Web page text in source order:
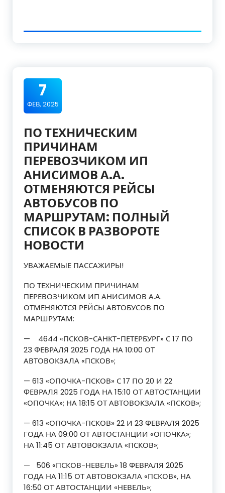
7
ФЕВ, 2025
ПО ТЕХНИЧЕСКИМ
ПРИЧИНАМ
ПЕРЕВОЗЧИКОМ ИП
АНИСИМОВ А.А.
ОТМЕНЯЮТСЯ РЕЙСЫ
АВТОБУСОВ ПО
МАРШРУТАМ: ПОЛНЫЙ
СПИСОК В РАЗВОРОТЕ
НОВОСТИ
УВАЖАЕМЫЕ ПАССАЖИРЫ!
ПО ТЕХНИЧЕСКИМ ПРИЧИНАМ
ПЕРЕВОЗЧИКОМ ИП АНИСИМОВ А.А.
ОТМЕНЯЮТСЯ РЕЙСЫ АВТОБУСОВ ПО
МАРШРУТАМ:
— 4644 «ПСКОВ-САНКТ-ПЕТЕРБУРГ» С 17 ПО
23 ФЕВРАЛЯ 2025 ГОДА НА 10:00 ОТ
АВТОВОКЗАЛА «ПСКОВ»;
— 613 «ОПОЧКА-ПСКОВ» С 17 ПО 20 И 22
ФЕВРАЛЯ 2025 ГОДА НА 15:10 ОТ АВТОСТАНЦИИ
«ОПОЧКА»; НА 18:15 ОТ АВТОВОКЗАЛА «ПСКОВ»;
— 613 «ОПОЧКА-ПСКОВ» 22 И 23 ФЕВРАЛЯ 2025
ГОДА НА 09:00 ОТ АВТОСТАНЦИИ «ОПОЧКА»;
НА 11:45 ОТ АВТОВОКЗАЛА «ПСКОВ»;
— 506 «ПСКОВ-НЕВЕЛЬ» 18 ФЕВРАЛЯ 2025
ГОДА НА 11:15 ОТ АВТОВОКЗАЛА «ПСКОВ», НА
16:50 ОТ АВТОСТАНЦИИ «НЕВЕЛЬ»;